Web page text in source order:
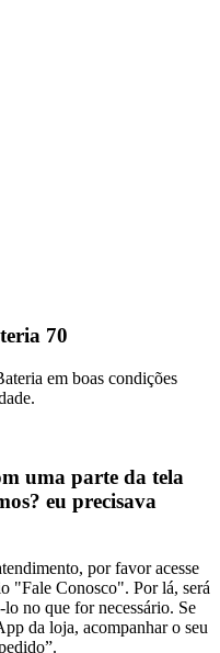
70
em boas condições
uma parte da tela
eu precisava
por favor acesse
"Fale Conosco". Por lá, será
no que for necessário. Se
da loja, acompanhar o seu